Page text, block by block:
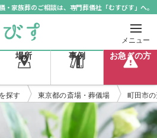
家族葬のご相談は、専門葬儀社「むすびす」へ。
メニュー
場所 事例 お急ぎの方
探す 東京都の斎場・葬儀場 町田市